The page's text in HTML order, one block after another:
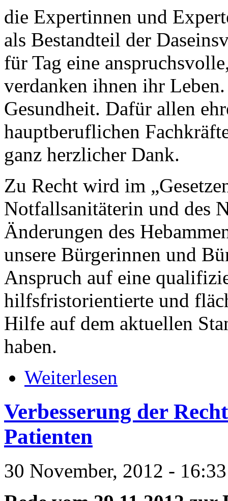
die Expertinnen und
als Bestandteil der
für Tag eine
verdanken ihnen ihr
Gesundheit. Dafür allen
hauptberuflichen
ganz herzlicher Dank.
Zu Recht wird im
Notfallsanitäterin und des
Änderungen des
unsere Bürgerinnen und
Anspruch auf eine
hilfsfristorientierte und
Hilfe auf dem aktuellen
haben.
Weiterlesen
Verbesserung der
Patienten
30 November, 2012 - 16:33